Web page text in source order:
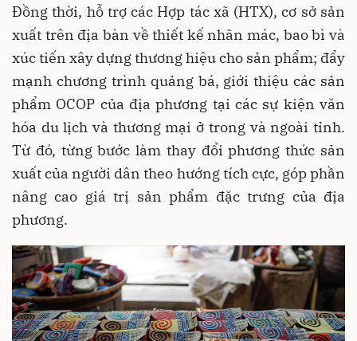
Đồng thời, hỗ trợ các Hợp tác xã (HTX), cơ sở sản
xuất trên địa bàn về thiết kế nhãn mác, bao bì và
xúc tiến xây dựng thương hiệu cho sản phẩm; đẩy
mạnh chương trình quảng bá, giới thiệu các sản
phẩm OCOP của địa phương tại các sự kiện văn
hóa du lịch và thương mại ở trong và ngoài tỉnh.
Từ đó, từng bước làm thay đổi phương thức sản
xuất của người dân theo hướng tích cực, góp phần
nâng cao giá trị sản phẩm đặc trưng của địa
phương.